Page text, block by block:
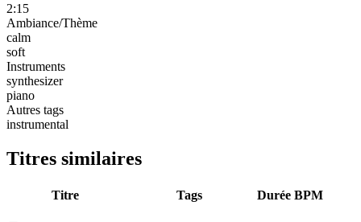
2:15
Ambiance/Thème
calm
soft
Instruments
synthesizer
piano
Autres tags
instrumental
Titres similaires
Titre Tags Durée BPM